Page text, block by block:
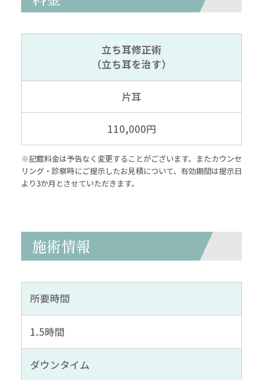
立ち耳修正術
（立ち耳を治す）
片耳
110,000円
※記載料金は予告なく変更することがございます。またカウンセ
リング・診察時にご提示したお見積について、有効期間は提示日
より3か月とさせていただきます。
施術情報
所要時間
1.5時間
ダウンタイム